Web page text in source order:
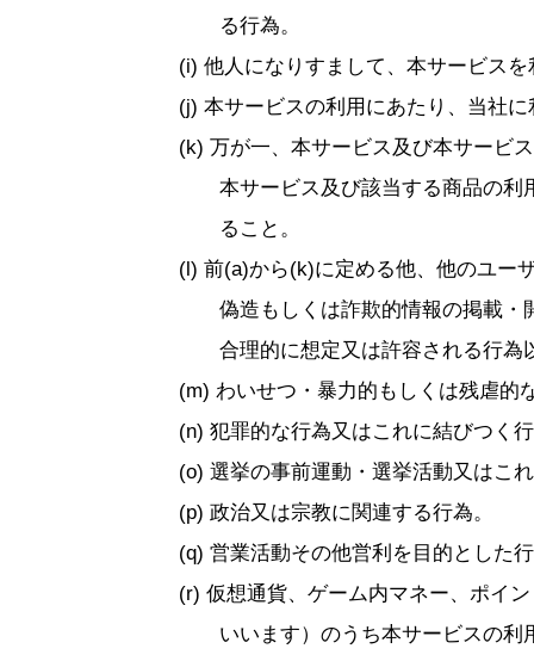
る行為。
他人になりすまして、本サービス
本サービスの利用にあたり、当社
万が一、本サービス及び本サービ
本サービス及び該当する商品の
ること。
前(a)から(k)に定める他、他のユー
偽造もしくは詐欺的情報の掲載
合理的に想定又は許容される行為
わいせつ・暴力的もしくは残虐的
犯罪的な行為又はこれに結びつく
選挙の事前運動・選挙活動又はこ
政治又は宗教に関連する行為。
営業活動その他営利を目的とした
仮想通貨、ゲーム内マネー、ポイ
いいます）のうち本サービスの